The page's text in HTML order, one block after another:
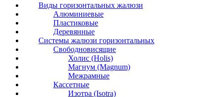
Виды горизонтальных жалюзи
Алюминиевые
Пластиковые
Деревянные
Системы жалюзи горизонтальных
Свободновисящие
Холис (Holis)
Магнум (Magnum)
Межрамные
Кассетные
Изотра (Isotra)